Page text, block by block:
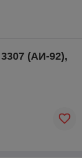
(АИ-92),